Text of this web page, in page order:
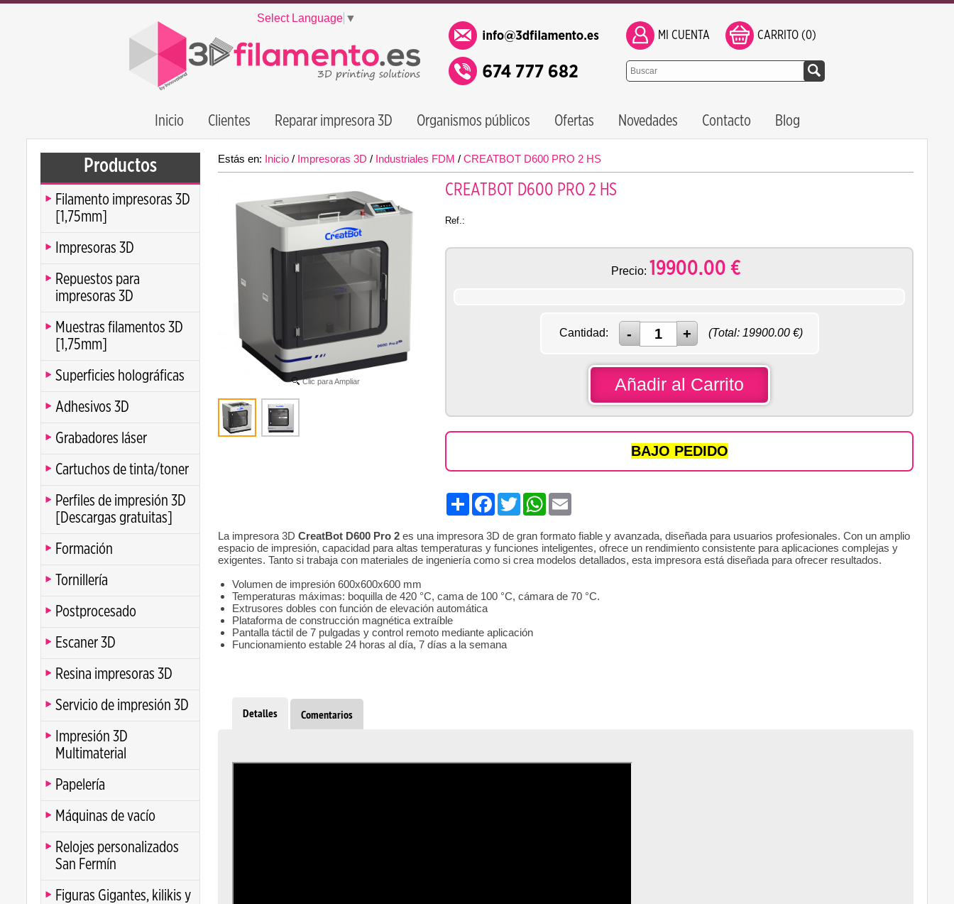
Select Language ▼
MI CUENTA CARRITO (0)
Inicio Clientes Reparar impresora 3D Organismos públicos Ofertas Novedades Contacto Blog
Productos
Filamento impresoras 3D
[1,75mm]
Impresoras 3D
Repuestos para
impresoras 3D
Muestras filamentos 3D
[1,75mm]
Superficies holográficas
Adhesivos 3D
Grabadores láser
Cartuchos de tinta/toner
Perfiles de impresión 3D
[Descargas gratuitas]
Formación
Tornillería
Postprocesado
Escaner 3D
Resina impresoras 3D
Servicio de impresión 3D
Impresión 3D
Multimaterial
Papelería
Máquinas de vacío
Relojes personalizados
San Fermín
Figuras Gigantes, kilikis y
Estás en: Inicio / Impresoras 3D / Industriales FDM / CREATBOT D600 PRO 2 HS
Clic para Ampliar
CREATBOT D600 PRO 2 HS
Ref.:
Precio: 19900.00 €
Cantidad: (Total: 19900.00€)
Añadir al Carrito
BAJO PEDIDO
Share Facebook
TwitterWhatsApp
La impresora 3D CreatBot D600 Pro 2 es una impresora 3D de gran formato fiable y avanzada, diseñada para usuarios profesionales. Con un amplio
espacio de impresión, capacidad para altas temperaturas y funciones inteligentes, ofrece un rendimiento consistente para aplicaciones complejas y
exigentes. Tanto si trabaja con materiales de ingeniería como si crea modelos detallados, esta impresora está diseñada para ofrecer resultados.
Volumen de impresión 600x600x600 mm
Temperaturas máximas: boquilla de 420 °C, cama de 100 °C, cámara de 70 °C.
Extrusores dobles con función de elevación automática
Plataforma de construcción magnética extraíble
Pantalla táctil de 7 pulgadas y control remoto mediante aplicación
Funcionamiento estable 24 horas al día, 7 días a la semana
Detalles Comentarios